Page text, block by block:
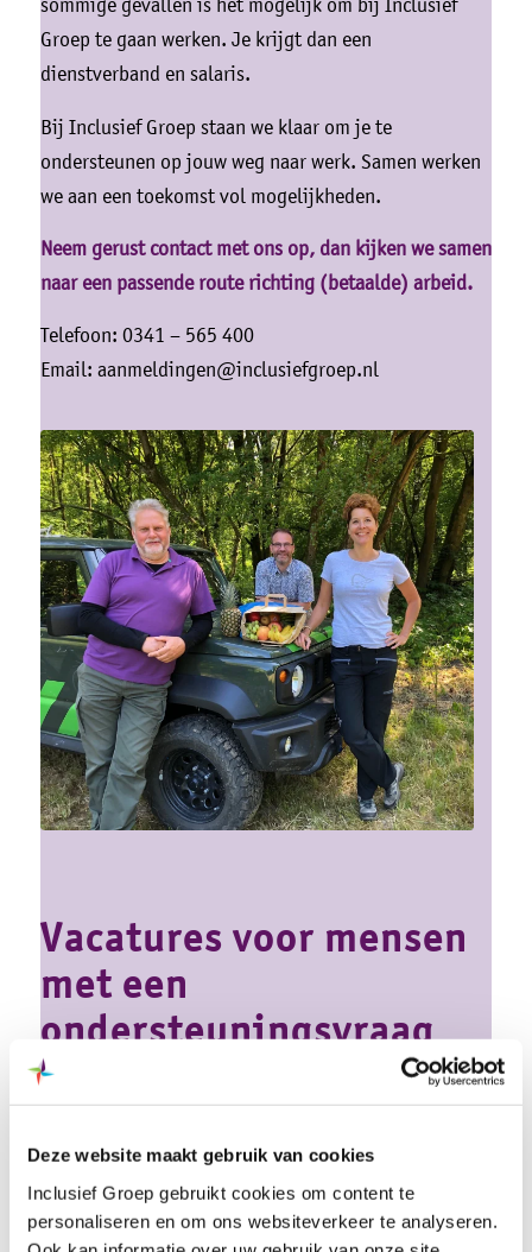
Deze website maakt gebruik van cookies
Inclusief Groep gebruikt cookies om content te
personaliseren en om ons websiteverkeer te analyseren.
sommige gevallen is het mogelijk om bij Inclusief
Groep te gaan werken. Je krijgt dan een
dienstverband en salaris.
Bij Inclusief Groep staan we klaar om je te
ondersteunen op jouw weg naar werk. Samen werken
we aan een toekomst vol mogelijkheden.
Neem gerust contact met ons op, dan kijken we samen
naar een passende route richting (betaalde) arbeid.
Telefoon: 0341 – 565 400
Email: aanmeldingen@inclusiefgroep.nl
Vacatures voor mensen
met een
ondersteuningsvraag
Vacature
interieurverzorg(st)er
Harderwijk en Ermelo